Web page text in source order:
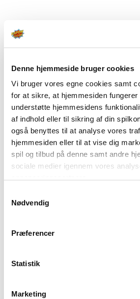
Denne hjemmeside bruger cookies
Vi bruger vores egne cookies samt
for at sikre, at hjemmesiden
understøtte hjemmesidens
af indhold eller til sikring af din
også benyttes til at analyse vores
hjemmesiden eller til at vise dig
spil og tilbud på denne samt andre
sociale medier igennem vores
Du kan læse mere om vores brug af
"Detaljer" eller ved at klikke videre til
Nødvendig
Præferencer
Statistik
Marketing